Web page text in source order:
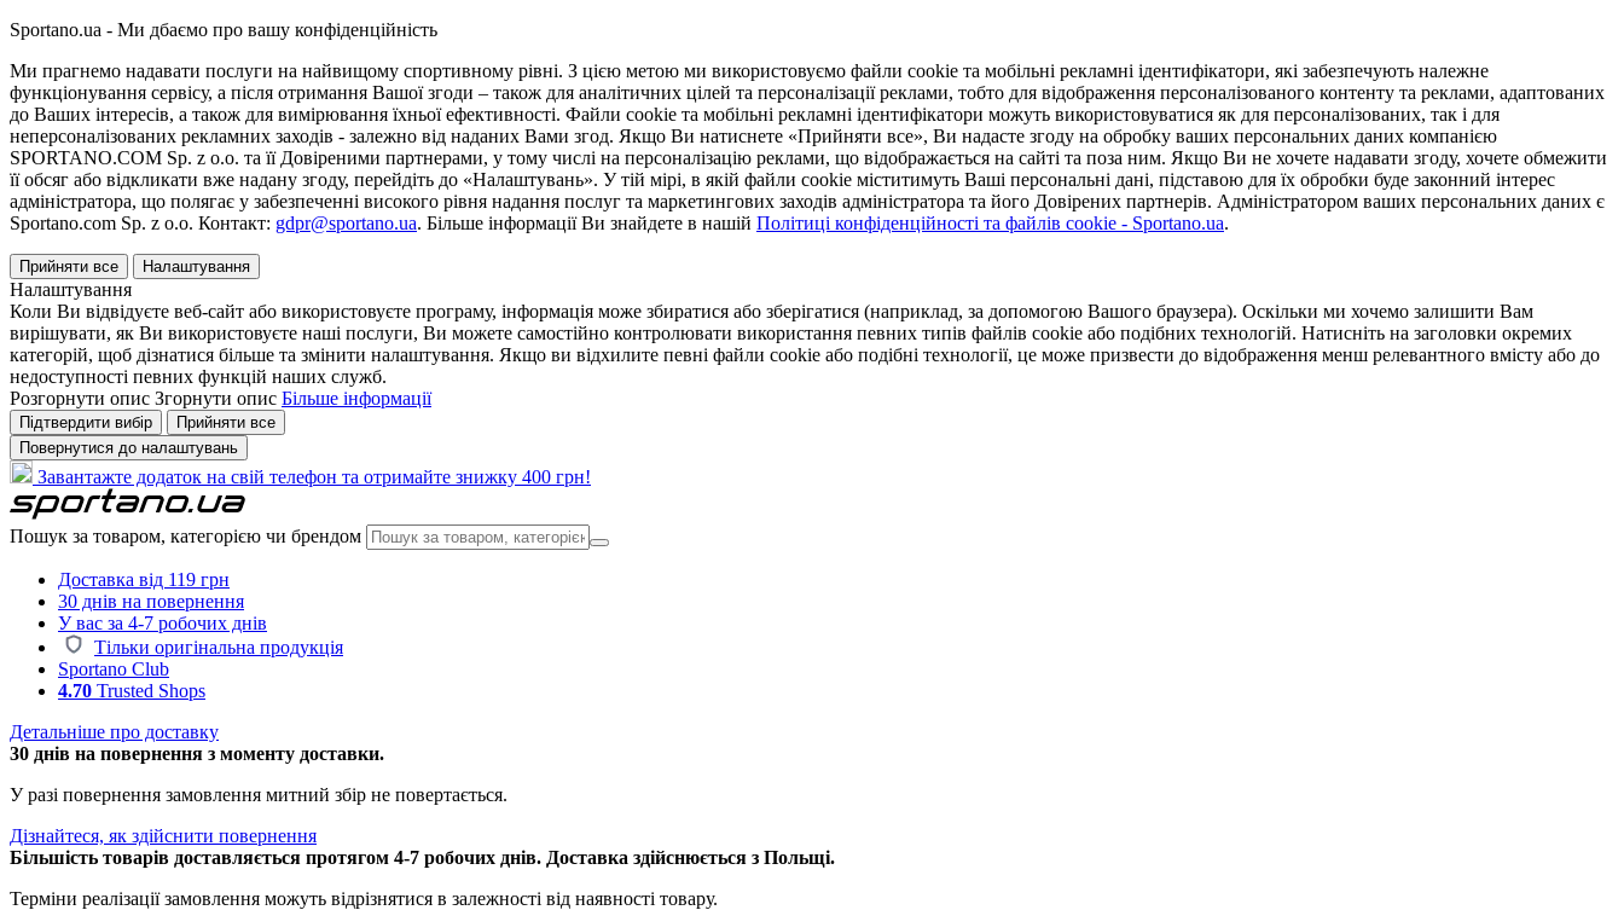
Sportano.ua - Ми дбаємо про вашу конфіденційність
Ми прагнемо надавати послуги на найвищому спортивному рівні. З цією метою ми використовуємо файли cookie та мобільні рекламні ідентифікатори, які забезпечують належне
функціонування сервісу, а після отримання Вашої згоди – також для аналітичних цілей та персоналізації реклами, тобто для відображення персоналізованого контенту та реклами, адаптованих
до Ваших інтересів, а також для вимірювання їхньої ефективності. Файли cookie та мобільні рекламні ідентифікатори можуть використовуватися як для персоналізованих, так і для
неперсоналізованих рекламних заходів - залежно від наданих Вами згод. Якщо Ви натиснете «Прийняти все», Ви надасте згоду на обробку ваших персональних даних компанією
SPORTANO.COM Sp. z o.o. та її Довіреними партнерами, у тому числі на персоналізацію реклами, що відображається на сайті та поза ним. Якщо Ви не хочете надавати згоду, хочете обмежити
її обсяг або відкликати вже надану згоду, перейдіть до «Налаштувань». У тій мірі, в якій файли cookie міститимуть Ваші персональні дані, підставою для їх обробки буде законний інтерес
адміністратора, що полягає у забезпеченні високого рівня надання послуг та маркетингових заходів адміністратора та його Довірених партнерів. Адміністратором ваших персональних даних є
Sportano.com Sp. z o.o. Контакт: gdpr@sportano.ua. Більше інформації Ви знайдете в нашій Політиці конфіденційності та файлів cookie - Sportano.ua.
Прийняти все Налаштування
Налаштування
Коли Ви відвідуєте веб-сайт або використовуєте програму, інформація може збиратися або зберігатися (наприклад, за допомогою Вашого браузера). Оскільки ми хочемо залишити Вам
вирішувати, як Ви використовуєте наші послуги, Ви можете самостійно контролювати використання певних типів файлів cookie або подібних технологій. Натисніть на заголовки окремих
категорій, щоб дізнатися більше та змінити налаштування. Якщо ви відхилите певні файли cookie або подібні технології, це може призвести до відображення менш релевантного вмісту або до
недоступності певних функцій наших служб.
Розгорнути опис Згорнути опис Більше інформації
Підтвердити вибір
Прийняти все
Повернутися до налаштувань
Завантажте додаток на свій телефон та отримайте знижку 400 грн!
Пошук за товаром, категорією чи брендом
Доставка від 119 грн
30 днів на повернення
У вас за 4-7 робочих днів
Тільки оригінальна продукція
Sportano Club
4.70 Trusted Shops
Детальніше про доставку
30 днів на повернення з моменту доставки.
У разі повернення замовлення митний збір не повертається.
Дізнайтеся, як здійснити повернення
Більшість товарів доставляється протягом 4-7 робочих днів. Доставка здійснюється з Польщі.
Терміни реалізації замовлення можуть відрізнятися в залежності від наявності товару.